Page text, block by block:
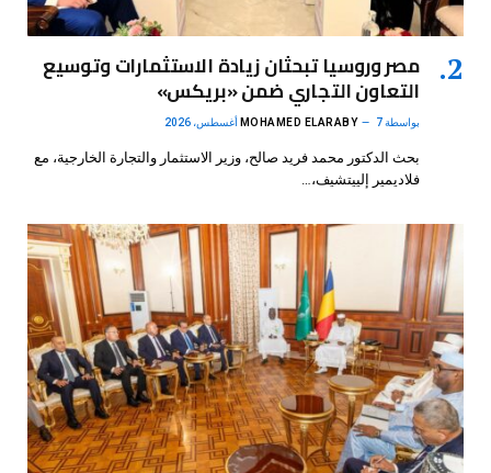
مصر وروسيا تبحثان زيادة الاستثمارات وتوسيع
التعاون التجاري ضمن «بريكس»
بواسطة MOHAMED ELARABY 7 أغسطس، 2026
بحث الدكتور محمد فريد صالح، وزير الاستثمار والتجارة الخارجية، مع
فلاديمير إلييتشيف،…